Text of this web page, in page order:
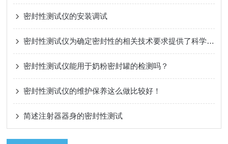
密封性测试仪的安装调试
密封性测试仪为确定密封性的相关技术要求提供了科学依据
密封性测试仪能用于奶粉密封罐的检测吗？
密封性测试仪的维护保养这么做比较好！
简述注射器器身的密封性测试